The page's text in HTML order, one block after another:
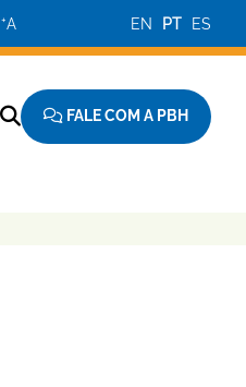
+A EN PT ES
FALE COM A PBH